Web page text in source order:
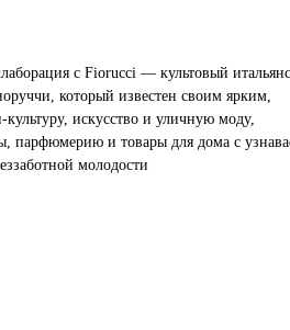
с Fiorucci — культовый
который известен своим ярким,
искусство и уличную моду,
парфюмерию и товары для дома с
молодости